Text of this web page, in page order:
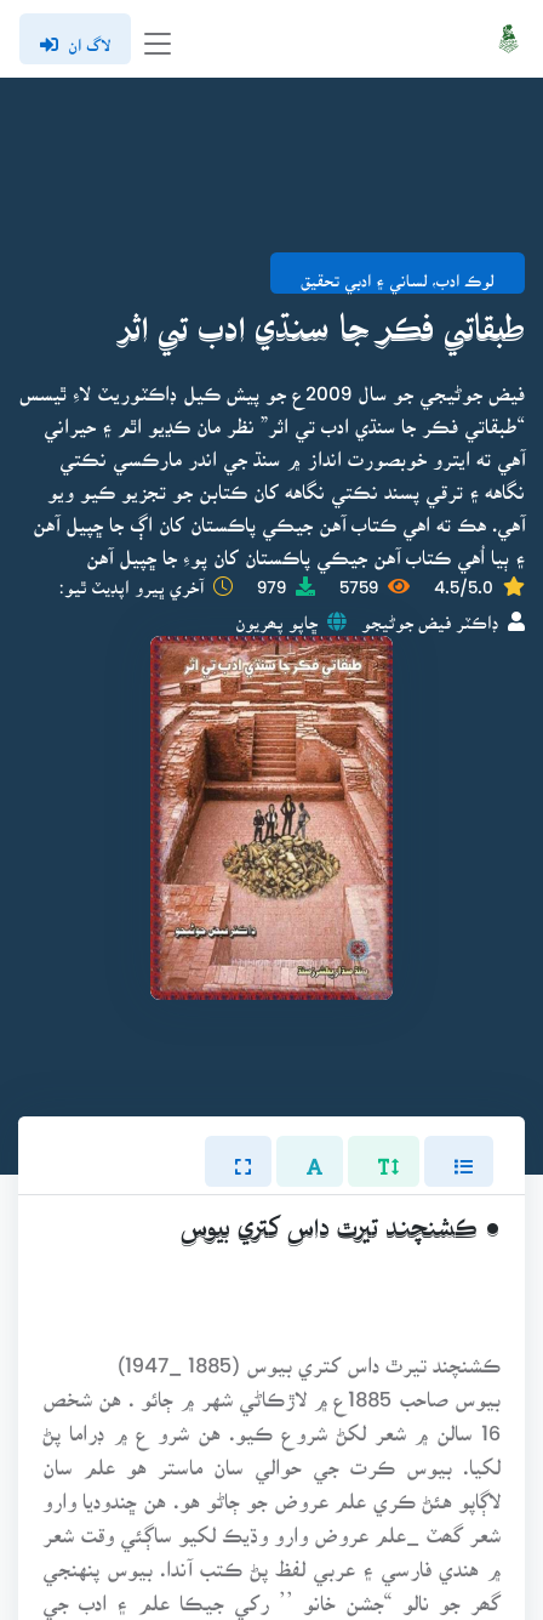
لاگ ان
لوڪ ادب، لساني ۽ ادبي تحقيق
طبقاتي فڪر جا سنڌي ادب تي اثر
فيض جوڻيجي جو سال 2009ع جو پيش ڪيل ڊاڪٽوريٽ لاءِ ٿيسس
“طبقاتي فڪر جا سنڌي ادب تي اثر” نظر مان ڪڍيو اٿم ۽ حيراني
آهي ته ايترو خوبصورت انداز ۾ سنڌ جي اندر مارڪسي نڪتي
نگاهه ۽ ترقي پسند نڪتي نگاهه کان ڪتابن جو تجزيو ڪيو ويو
آهي. هڪ ته اهي ڪتاب آهن جيڪي پاڪستان کان اڳ جا ڇپيل آهن
۽ ٻيا اُهي ڪتاب آهن جيڪي پاڪستان کان پوءِ جا ڇپيل آهن
4.5/5.0
5759
979 آخري ڀيرو اپڊيٽ ٿيو:
ڊاڪٽر فيض جوڻيجو ڇاپو پھريون
• ڪشنچند تيرٿ داس کتري بيوس
ڪشنچند تيرٿ داس کتري بيوس (1885 _1947)
بيوس صاحب 1885ع ۾ لاڙڪاڻي شهر ۾ ڄائو . هن شخص
16 سالن ۾ شعر لکڻ شروع ڪيو. هن شرو ع ۾ ڊراما پڻ
لکيا. بيوس ڪرت جي حوالي سان ماستر هو علم سان
لاڳاپو هئڻ ڪري علم عروض جو ڄاڻو هو. هن ڇندوديا وارو
شعر گھٽ _علم عروض وارو وڌيڪ لکيو ساڳئي وقت شعر
۾ هندي فارسي ۽ عربي لفظ پڻ ڪتب آندا. بيوس پنهنجي
گھر جو نالو “جشن خانو ’’ رکي جيڪا علم ۽ ادب جي